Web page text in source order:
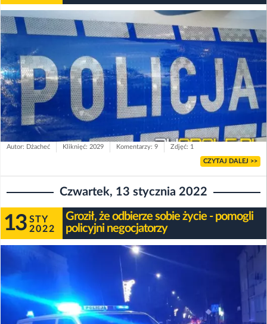
Autor: Dżacheć Kliknięć: 2029 Komentarzy: 9 Zdjęć: 1
CZYTAJ DALEJ >>
Czwartek, 13 stycznia 2022
13 STY
2022
Groził, że odbierze sobie życie - pomogli
policyjni negocjatorzy